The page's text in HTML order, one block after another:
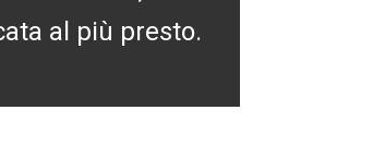
al più presto.